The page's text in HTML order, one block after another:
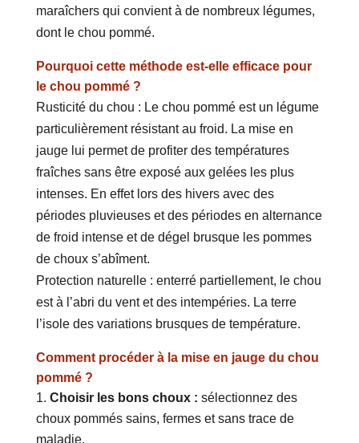
maraîchers qui convient à de nombreux légumes,
dont le chou pommé.
Pourquoi cette méthode est-elle efficace pour
le chou pommé ?
Rusticité du chou : Le chou pommé est un légume
particulièrement résistant au froid. La mise en
jauge lui permet de profiter des températures
fraîches sans être exposé aux gelées les plus
intenses. En effet lors des hivers avec des
périodes pluvieuses et des périodes en alternance
de froid intense et de dégel brusque les pommes
de choux s’abîment.
Protection naturelle : enterré partiellement, le chou
est à l’abri du vent et des intempéries. La terre
l’isole des variations brusques de température.
Comment procéder à la mise en jauge du chou
pommé ?
Choisir les bons choux : sélectionnez des
choux pommés sains, fermes et sans trace de
maladie.